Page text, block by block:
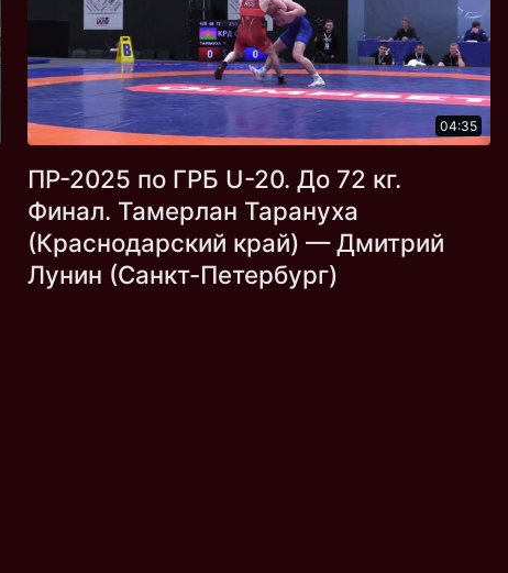
04:35
ПР-2025 по ГРБ U-20. До 72 кг.
Финал. Тамерлан Тарануха
(Краснодарский край) — Дмитрий
Лунин (Санкт-Петербург)